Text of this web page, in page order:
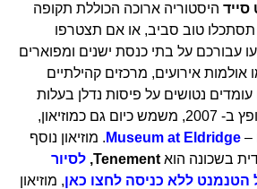
היסטוריה ארוכה הכוללת תקופה
תסתכלו טוב סביב, או אם תצטרפו
עבורכם על בתי כנסת ישנים ומפוארים
אירועים, מרכזים קהילתיים
עומדים נטושים על פיסות נדלן בעלות
ערך רב. אחד מהם שופץ ב- 2007, משמש כיום גם כמוזיאון,
–
Museum at Eldridge . מוזיאון נוסף
בשכונה הוא Tenement, לסיור
הטנמנט ללא כניסה לחצו כאן, מוזיאון